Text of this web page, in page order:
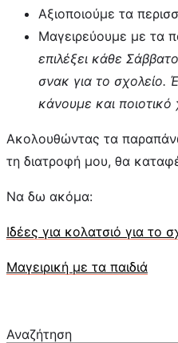
Αξιοποιούμε τα
Μαγειρεύουμε με τα
επιλέξει κάθε
σνακ για το σχολείο.
κάνουμε και
Ακολουθώντας τα
τη διατροφή μου, θα
Να δω ακόμα:
Ιδέες για κολατσιό για το
Μαγειρική με τα παιδιά
Αναζήτηση